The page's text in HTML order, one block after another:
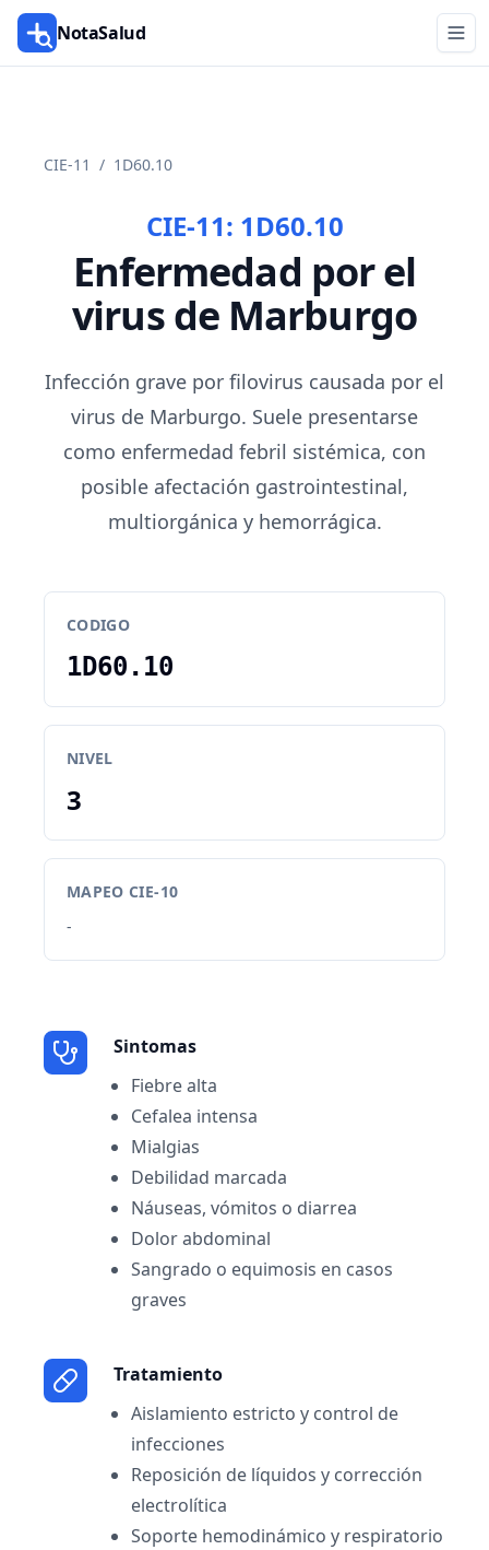
NotaSalud
CIE-11 / 1D60.10
CIE-11: 1D60.10
Enfermedad por el
virus de Marburgo
Infección grave por filovirus causada por el
virus de Marburgo. Suele presentarse
como enfermedad febril sistémica, con
posible afectación gastrointestinal,
multiorgánica y hemorrágica.
CODIGO
1D60.10
NIVEL
3
MAPEO CIE-10
-
Sintomas
Fiebre alta
Cefalea intensa
Mialgias
Debilidad marcada
Náuseas, vómitos o diarrea
Dolor abdominal
Sangrado o equimosis en casos
graves
Tratamiento
Aislamiento estricto y control de
infecciones
Reposición de líquidos y corrección
electrolítica
Soporte hemodinámico y respiratorio